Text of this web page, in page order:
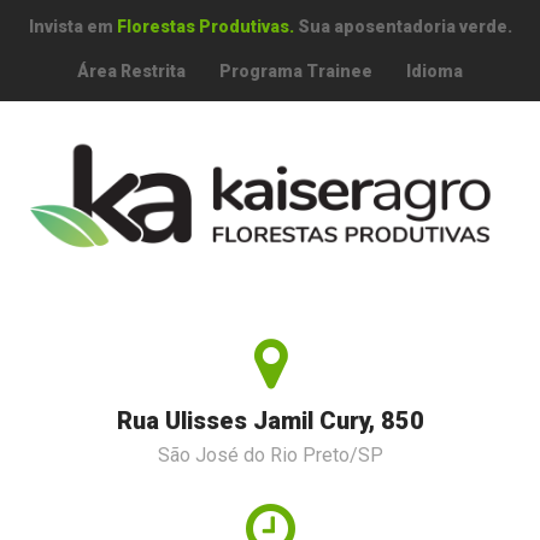
Invista em Florestas Produtivas. Sua aposentadoria verde.
Área Restrita Programa Trainee Idioma
Rua Ulisses Jamil Cury, 850
São José do Rio Preto/SP